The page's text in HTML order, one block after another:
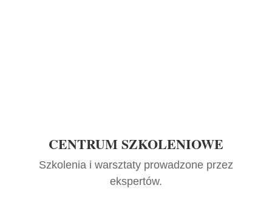
CENTRUM SZKOLENIOWE
Szkolenia i warsztaty prowadzone przez
ekspertów.